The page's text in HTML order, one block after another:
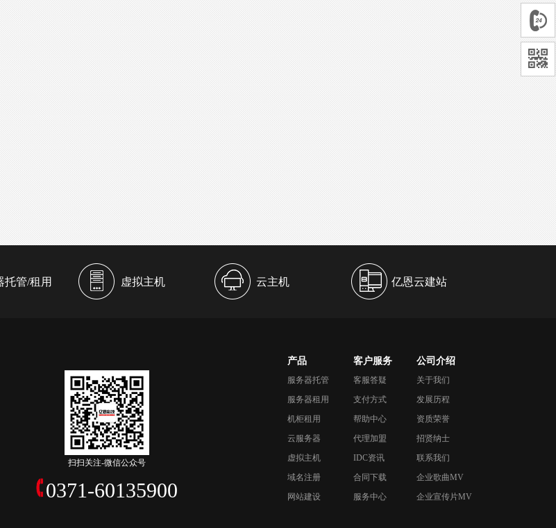
托管/租用 虚拟主机 云主机 亿恩云建站
扫扫关注-微信公众号
0371-60135900
产品
服务器托管
服务器租用
机柜租用
云服务器
虚拟主机
域名注册
网站建设
客户服务
客服答疑
支付方式
帮助中心
代理加盟
IDC资讯
合同下载
服务中心
公司介绍
关于我们
发展历程
资质荣誉
招贤纳士
联系我们
企业歌曲MV
企业宣传片MV